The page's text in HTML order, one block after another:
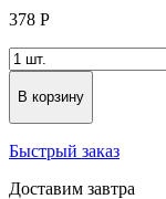
378 Р
В корзину
Быстрый заказ
Доставим завтра